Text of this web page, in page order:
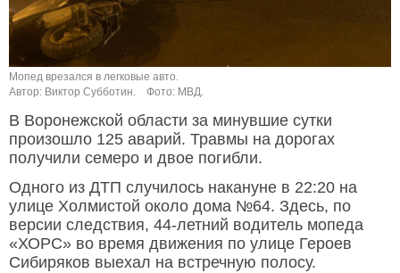
Мопед врезался в легковые авто.
Автор: Виктор Субботин.
Фото: МВД.
В Воронежской области за минувшие сутки
произошло 125 аварий. Травмы на дорогах
получили семеро и двое погибли.
Одного из ДТП случилось накануне в 22:20 на
улице Холмистой около дома №64. Здесь, по
версии следствия, 44-летний водитель мопеда
«ХОРС» во время движения по улице Героев
Сибиряков выехал на встречную полосу.